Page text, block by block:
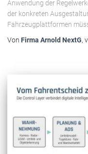
Anwendung der
der konkreten
Fahrzeugplattformen
Von Firma Arnold NextG,